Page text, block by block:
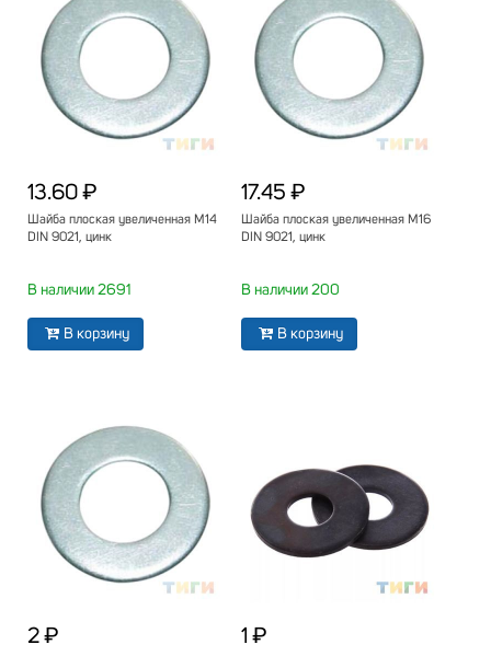
13.60 ₽
Шайба плоская увеличенная М14
DIN 9021, цинк
В наличии 2691
В корзину
17.45 ₽
Шайба плоская увеличенная М16
DIN 9021, цинк
В наличии 200
В корзину
2 ₽ 1 ₽